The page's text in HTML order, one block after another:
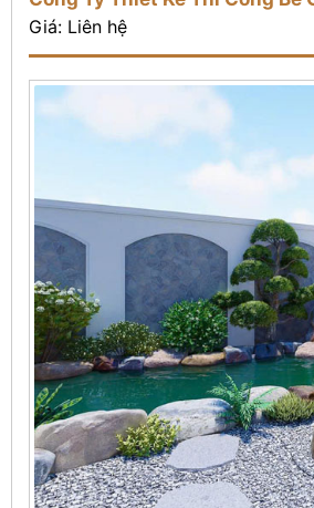
Giá: Liên hệ